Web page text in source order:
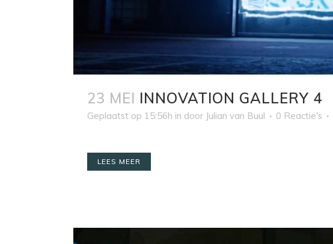
23 MEI INNOVATION GALLERY 4
Geplaatst op 15:56h in door Julian van Buul 0 Reactie's
LEES MEER